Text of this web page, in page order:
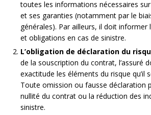
toutes les informations nécessaires
et ses garanties (notamment par le
générales). Par ailleurs, il doit informer
et obligations en cas de sinistre.
L’obligation de déclaration du
de la souscription du contrat, l’assuré
exactitude les éléments du risque qu’il
Toute omission ou fausse déclaration
nullité du contrat ou la réduction des
sinistre.